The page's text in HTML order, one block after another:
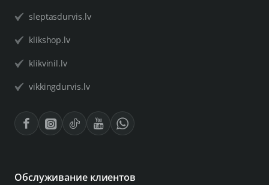
sleptasdurvis.lv
klikshop.lv
klikvinil.lv
vikkingdurvis.lv
Обслуживание клиентов